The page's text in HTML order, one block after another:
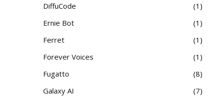
DiffuCode
1
Ernie Bot
1
Ferret
1
Forever Voices
1
Fugatto
8
Galaxy AI
7